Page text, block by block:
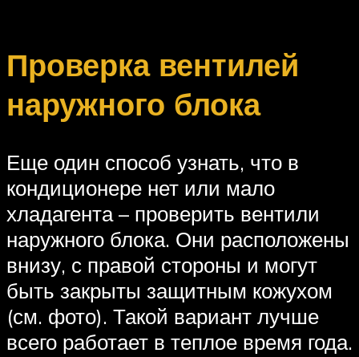
Проверка вентилей
наружного блока
Еще один способ узнать, что в
кондиционере нет или мало
хладагента – проверить вентили
наружного блока. Они расположены
внизу, с правой стороны и могут
быть закрыты защитным кожухом
(см. фото). Такой вариант лучше
всего работает в теплое время года.